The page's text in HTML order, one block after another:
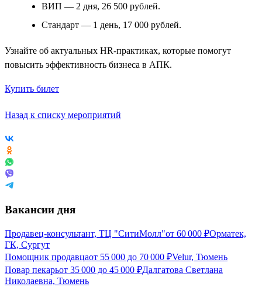
ВИП — 2 дня, 26 500 рублей.
Стандарт — 1 день, 17 000 рублей.
Узнайте об актуальных HR-практиках, которые помогут
повысить эффективность бизнеса в АПК.
Купить билет
Назад к списку мероприятий
Вакансии дня
Продавец-консультант, ТЦ "СитиМолл"от 60 000 ₽Орматек,
ГК, Сургут
Помощник продавцаот 55 000 до 70 000 ₽Velur, Тюмень
Повар пекарьот 35 000 до 45 000 ₽Далгатова Светлана
Николаевна, Тюмень